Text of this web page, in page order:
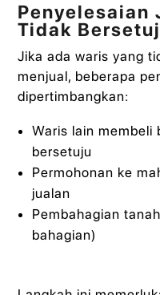
Penyelesaian
Tidak
Jika ada waris yang
menjual, beberapa
dipertimbangkan:
Waris lain membeli
bersetuju
Permohonan ke
jualan
Pembahagian
bahagian)